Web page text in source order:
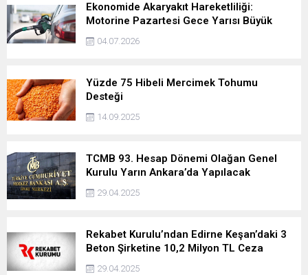
Ekonomide Akaryakıt Hareketliliği:
Motorine Pazartesi Gece Yarısı Büyük
Zam Geliyor
04.07.2026
Yüzde 75 Hibeli Mercimek Tohumu
Desteği
14.09.2025
TCMB 93. Hesap Dönemi Olağan Genel
Kurulu Yarın Ankara’da Yapılacak
29.04.2025
Rekabet Kurulu’ndan Edirne Keşan’daki 3
Beton Şirketine 10,2 Milyon TL Ceza
29.04.2025